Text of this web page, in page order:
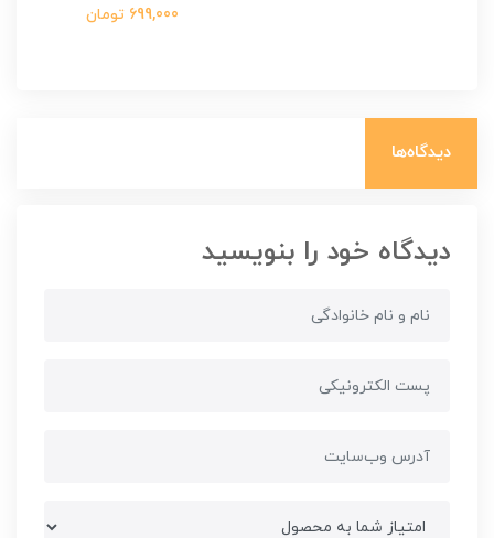
699,000 تومان
دیدگاه‌ها
دیدگاه خود را بنویسید